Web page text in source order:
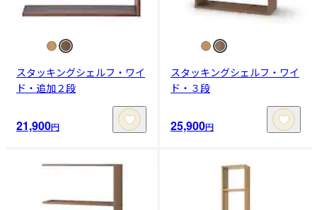
スタッキングシェルフ・ワイ
ド・追加２段
21,900円
スタッキングシェルフ・ワイ
ド・３段
25,900円